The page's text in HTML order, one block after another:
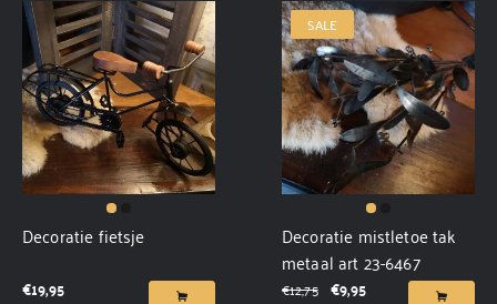
Decoratie fietsje
€19,95
SALE
Decoratie mistletoe tak
metaal art 23-6467
€12,75 €9,95